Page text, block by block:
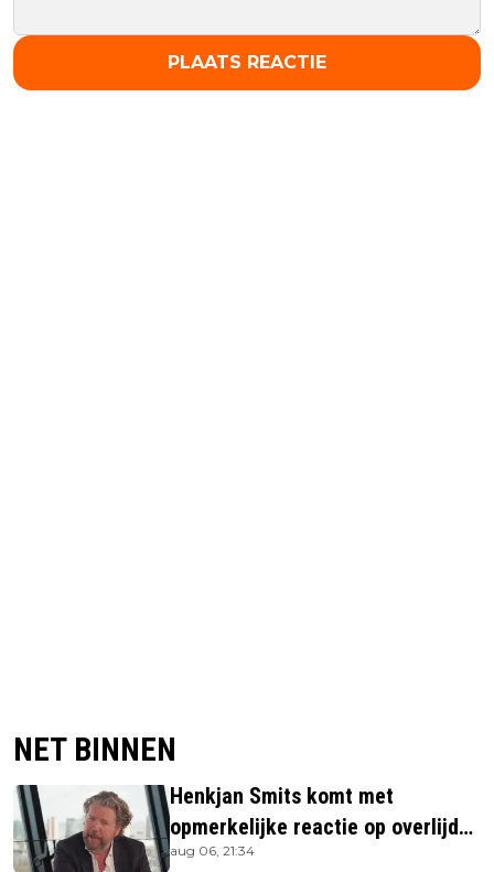
PLAATS REACTIE
NET BINNEN
Henkjan Smits komt met
opmerkelijke reactie op overlijden
Jerney Kaagman
aug 06, 21:34